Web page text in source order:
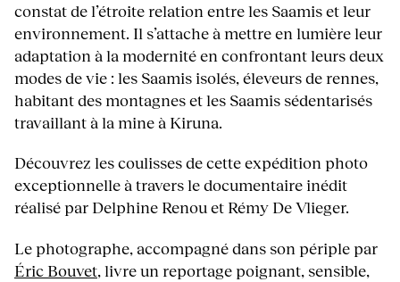
constat de l’étroite relation entre les Saamis et leur
environnement. Il s’attache à mettre en lumière leur
adaptation à la modernité en confrontant leurs deux
modes de vie : les Saamis isolés, éleveurs de rennes,
habitant des montagnes et les Saamis sédentarisés
travaillant à la mine à Kiruna.
Découvrez les coulisses de cette expédition photo
exceptionnelle à travers le documentaire inédit
réalisé par Delphine Renou et Rémy De Vlieger.
Le photographe, accompagné dans son périple par
Éric Bouvet, livre un reportage poignant, sensible,